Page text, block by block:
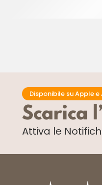
Disponibile su Apple
Scarica
Attiva le